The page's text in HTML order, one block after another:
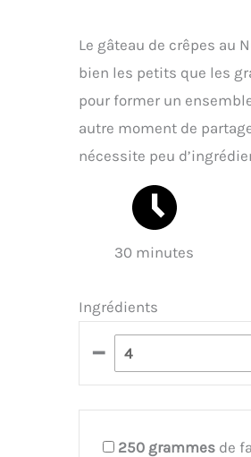
Le gâteau de crêpes au
bien les petits que les
pour former un
autre moment de
nécessite peu
30 minutes
Ingrédients
–
250 grammes de